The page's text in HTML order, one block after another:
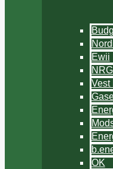
Ewii
Vest
OK